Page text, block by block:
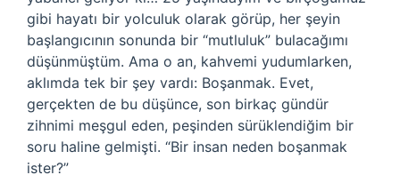
gibi hayatı bir yolculuk olarak görüp, her şeyin
başlangıcının sonunda bir “mutluluk” bulacağımı
düşünmüştüm. Ama o an, kahvemi yudumlarken,
aklımda tek bir şey vardı: Boşanmak. Evet,
gerçekten de bu düşünce, son birkaç gündür
zihnimi meşgul eden, peşinden sürüklendiğim bir
soru haline gelmişti. “Bir insan neden boşanmak
ister?”